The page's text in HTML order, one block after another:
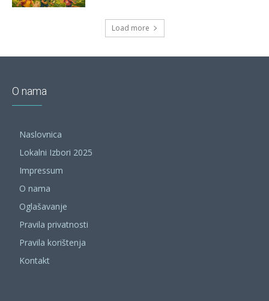
Load more
O nama
Naslovnica
Lokalni Izbori 2025
Impressum
O nama
Oglašavanje
Pravila privatnosti
Pravila korištenja
Kontakt